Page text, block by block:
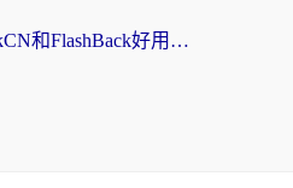
海外党必看：ChickCN和FlashBack好用吗？3招教你选对回国加速器（附云极、HomeCN、斧牛vs艾果对比）